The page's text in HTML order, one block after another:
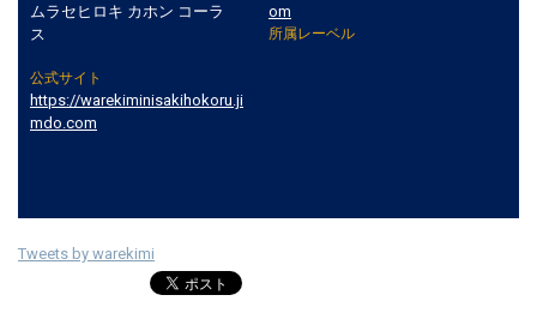
ムラセヒロキ カホン コーラ
ス
om
所属レーベル
公式サイト
https://warekiminisakihokoru.ji
mdo.com
Tweets by warekimi